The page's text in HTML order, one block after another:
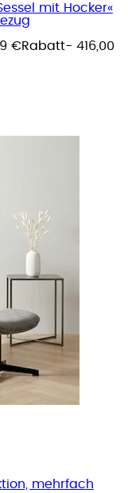
mit Hocker«
€Rabatt- 416,00
mehrfach